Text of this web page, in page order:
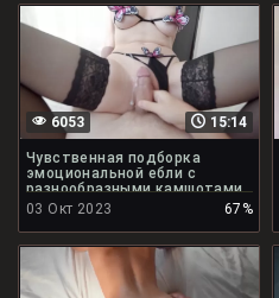
15:14
6053
Чувственная подборка
эмоциональной ебли с
разнообразными камшотами
03 Окт 2023
67%